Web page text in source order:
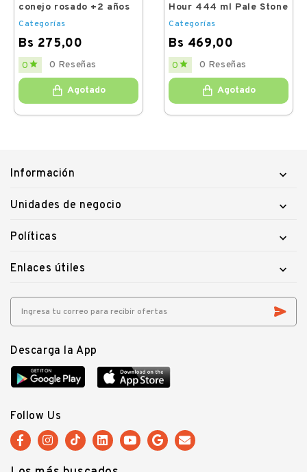
conejo rosado +2 años
Categorías
Bs 275,00
Price
0  0 Reseñas
Agotado
Hour 444 ml Pale Stone
Categorías
Bs 469,00
Price
0  0 Reseñas
Agotado
Información 
Unidades de negocio 
Políticas 
Enlaces útiles 
Descarga la App
Follow Us